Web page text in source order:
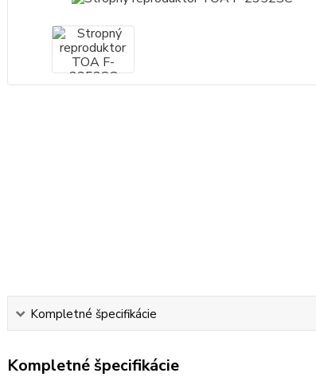
Kompletné špecifikácie
Kompletné špecifikácie